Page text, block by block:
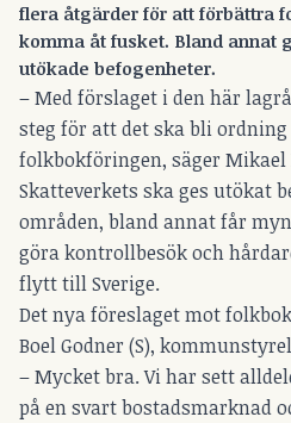
flera åtgärder för att förbättra
komma åt fusket. Bland annat
utökade befogenheter.
– Med förslaget i den här
steg för att det ska bli
folkbokföringen, säger
Skatteverkets ska ges utökat
områden, bland annat får
göra kontrollbesök och
flytt till Sverige.
Det nya föreslaget mot
Boel Godner (S),
– Mycket bra. Vi har sett
på en svart bostadsmarknad